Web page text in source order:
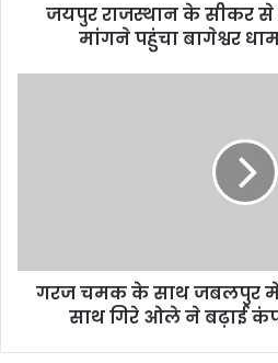
जयपुर राजस्थान के सीकर से
मांगने पहुंचा बागेश्वर
गरज चमक के साथ जबलपुर में
साथ गिरे ओले ने बढ़ाई